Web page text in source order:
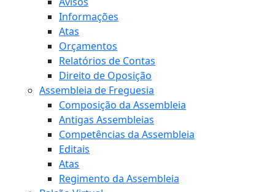
Informações
Atas
Orçamentos
Relatórios de Contas
Direito de Oposição
Assembleia de Freguesia
Composição da Assembleia
Antigas Assembleias
Competências da Assembleia
Editais
Atas
Regimento da Assembleia